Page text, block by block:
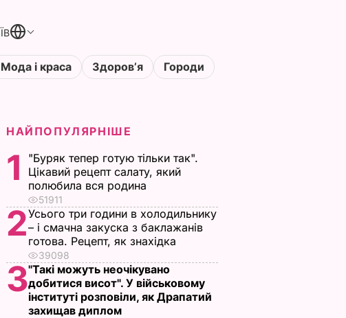
Мода і краса Здоровʼя Городи
НАЙПОПУЛЯРНІШЕ
1
"Буряк тепер готую тільки так".
Цікавий рецепт салату, який
полюбила вся родина
51911
2Усього три години в холодильнику
– і смачна закуска з баклажанів
готова. Рецепт, як знахідка
39098
3"Такі можуть неочікувано
добитися висот". У військовому
інституті розповіли, як Драпатий
захищав диплом